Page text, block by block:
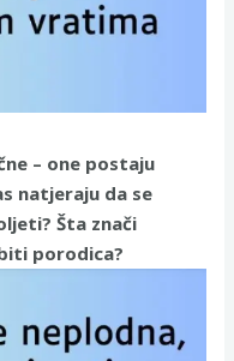
– one postaju
natjeraju da se
Šta znači
porodica?